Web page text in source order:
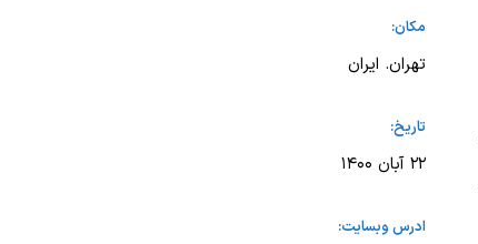
مکان:
تهران. ایران
تاریخ:
۲۲ آبان ۱۴۰۰
ادرس وبسایت: